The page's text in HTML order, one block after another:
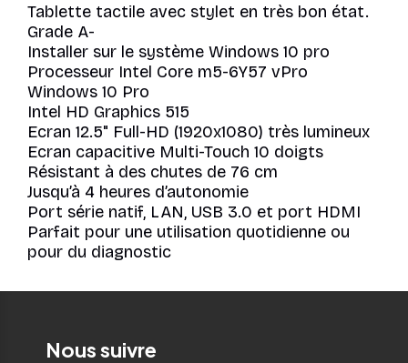
Tablette tactile avec stylet en très bon état.
Grade A-
Installer sur le système Windows 10 pro
Processeur Intel Core m5-6Y57 vPro
Windows 10 Pro
Intel HD Graphics 515
Ecran 12.5" Full-HD (1920x1080) très lumineux
Ecran capacitive Multi-Touch 10 doigts
Résistant à des chutes de 76 cm
Jusqu’à 4 heures d’autonomie
Port série natif, LAN, USB 3.0 et port HDMI
Parfait pour une utilisation quotidienne ou
pour du diagnostic
Nous suivre